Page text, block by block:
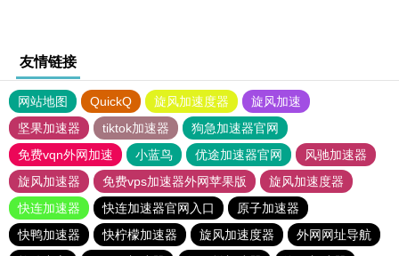
友情链接
网站地图 QuickQ 旋风加速度器
旋风加速
坚果加速器
tiktok加速器
狗急加速器官网
免费vqn外网加速
小蓝鸟 优途加速器官网
风驰加速器
旋风加速器
免费vps加速器外网苹果版
旋风加速度器
快连加速器
快连加速器官网入口
原子加速器
快鸭加速器
快柠檬加速器 旋风加速度器
外网网址导航